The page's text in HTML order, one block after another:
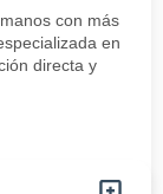
con más
en
directa y